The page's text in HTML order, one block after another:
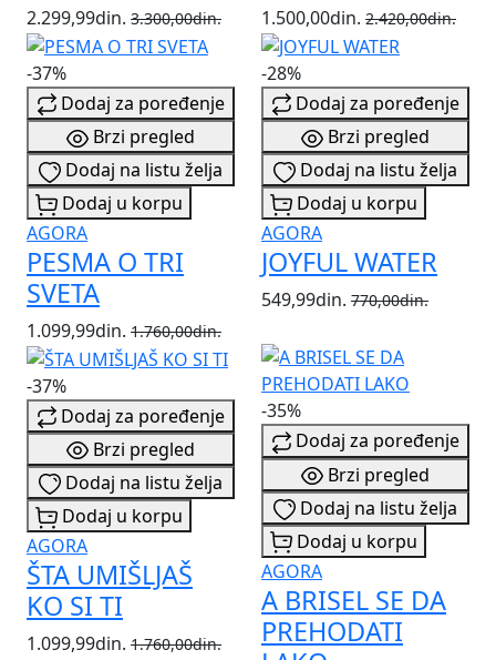
2.299,99din. 3.300,00din. 1.500,00din. 2.420,00din.
-37%
Dodaj za poređenje
Brzi pregled
Dodaj na listu želja
Dodaj u korpu
AGORA
PESMA O TRI
SVETA
1.099,99din. 1.760,00din.
-28%
Dodaj za poređenje
Brzi pregled
Dodaj na listu želja
Dodaj u korpu
AGORA
JOYFUL WATER
549,99din. 770,00din.
-37%
Dodaj za poređenje
Brzi pregled
Dodaj na listu želja
Dodaj u korpu
AGORA
ŠTA UMIŠLJAŠ
KO SI TI
1.099,99din. 1.760,00din.
-35%
Dodaj za poređenje
Brzi pregled
Dodaj na listu želja
Dodaj u korpu
AGORA
A BRISEL SE DA
PREHODATI